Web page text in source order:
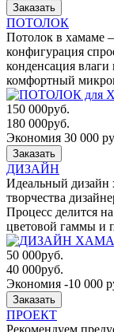
Заказать
ПОТОЛОК
Потолок в хамаме
конфигурация
конденсация
комфортный
150 000руб.
180 000руб.
Экономия 30 000
Заказать
ДИЗАЙН
Идеальный дизайн
творчества
Процесс делится
цветовой гаммы и
50 000руб.
40 000руб.
Экономия -10 000
Заказать
ПРОЕКТ
Рекомендуем